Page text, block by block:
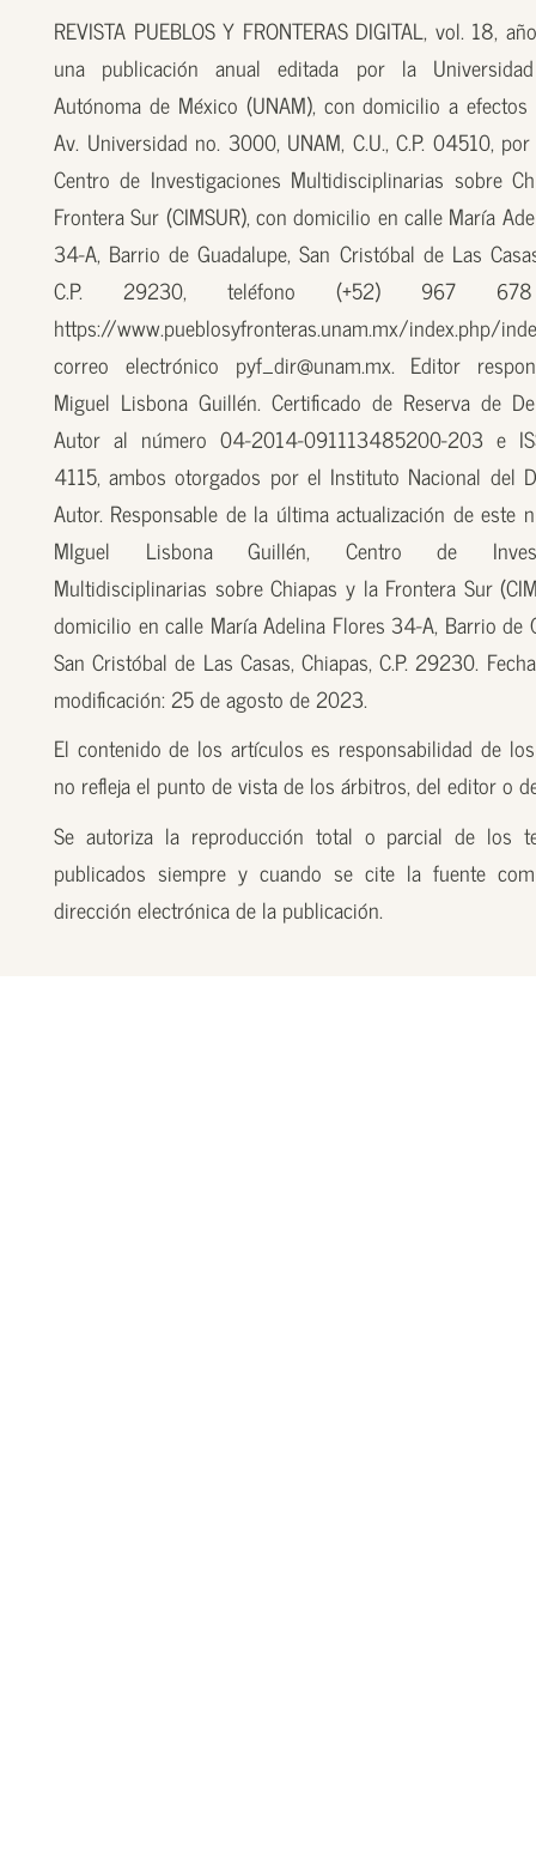
REVISTA PUEBLOS Y FRONTERAS DIGITAL, vol. 18,
una publicación anual editada por la
Autónoma de México (UNAM), con domicilio a
Av. Universidad no. 3000, UNAM, C.U., C.P. 04510,
Centro de Investigaciones Multidisciplinarias sobre
Frontera Sur (CIMSUR), con domicilio en calle María
34-A, Barrio de Guadalupe, San Cristóbal de Las
C.P. 29230, teléfono (+52) 967
https://www.pueblosyfronteras.unam.mx/index.php/
correo electrónico pyf_dir@unam.mx. Editor
Miguel Lisbona Guillén. Certificado de Reserva de
Autor al número 04-2014-091113485200-203 e
4115, ambos otorgados por el Instituto Nacional del
Autor. Responsable de la última actualización de este
MIguel Lisbona Guillén, Centro de
Multidisciplinarias sobre Chiapas y la Frontera Sur
domicilio en calle María Adelina Flores 34-A, Barrio de
San Cristóbal de Las Casas, Chiapas, C.P. 29230.
modificación: 25 de agosto de 2023.
El contenido de los artículos es responsabilidad de
no refleja el punto de vista de los árbitros, del editor o
Se autoriza la reproducción total o parcial de los
publicados siempre y cuando se cite la fuente
dirección electrónica de la publicación.